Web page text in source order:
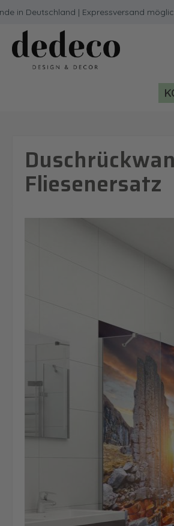
Hauptinhalt springen
Zur Suche springen
Zur Hauptnavigation springen
| Expressversand möglich
Fliesenersatz